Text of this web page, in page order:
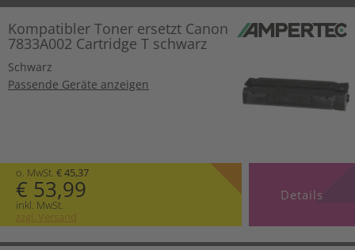
Kompatibler Toner ersetzt Canon
7833A002 Cartridge T schwarz
Schwarz
Passende Geräte anzeigen
o. MwSt. € 45,37
€ 53,99
inkl. MwSt.
zzgl. Versand
Details